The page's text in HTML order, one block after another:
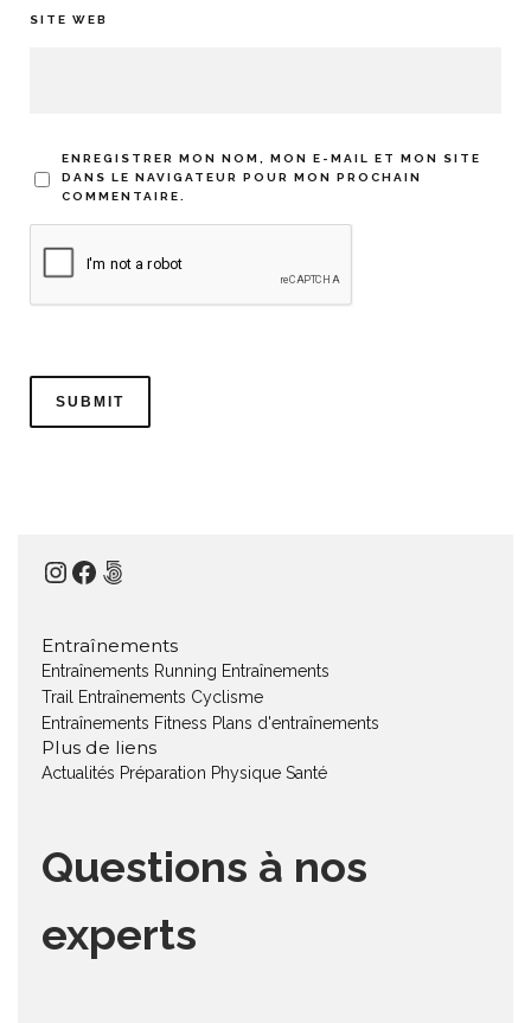
SITE WEB
ENREGISTRER MON NOM, MON E-MAIL ET MON SITE
DANS LE NAVIGATEUR POUR MON PROCHAIN
COMMENTAIRE.
Instagram
Facebook
500px
Entraînements
Entraînements Running Entraînements
Trail
Entraînements Cyclisme
Entraînements Fitness Plans d'entraînements
Plus de liens
Actualités Préparation Physique Santé
Questions à nos
experts